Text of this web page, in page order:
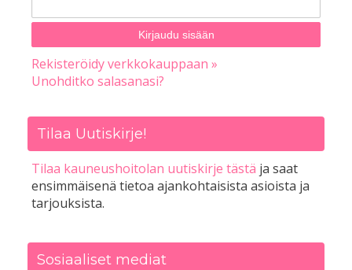
Rekisteröidy verkkokauppaan »
Unohditko salasanasi?
Tilaa Uutiskirje!
Tilaa kauneushoitolan uutiskirje tästä ja saat
ensimmäisenä tietoa ajankohtaisista asioista ja
tarjouksista.
Sosiaaliset mediat